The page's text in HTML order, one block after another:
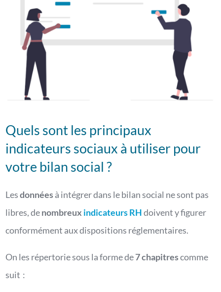
Quels sont les principaux
indicateurs sociaux à utiliser pour
votre bilan social ?
Lesdonnéesà intégrer dans le bilan social ne sont pas
libres, denombreux indicateurs RHdoivent y figurer
conformément aux dispositions réglementaires.
On les répertorie sous la forme de7 chapitrescomme
suit :